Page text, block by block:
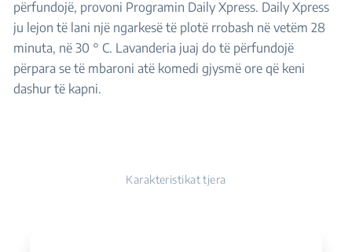
përfundojë, provoni Programin Daily Xpress. Daily Xpress
ju lejon të lani një ngarkesë të plotë rrobash në vetëm 28
minuta, në 30 ° C. Lavanderia juaj do të përfundojë
përpara se të mbaroni atë komedi gjysmë ore që keni
dashur të kapni.
Karakteristikat tjera